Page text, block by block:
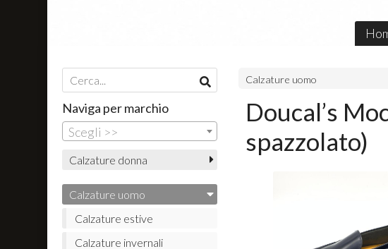
Calzature uomo
Doucal’s
spazzolato)
Naviga per marchio
Scegli >>
Calzature donna
Calzature uomo
Calzature estive
Calzature invernali